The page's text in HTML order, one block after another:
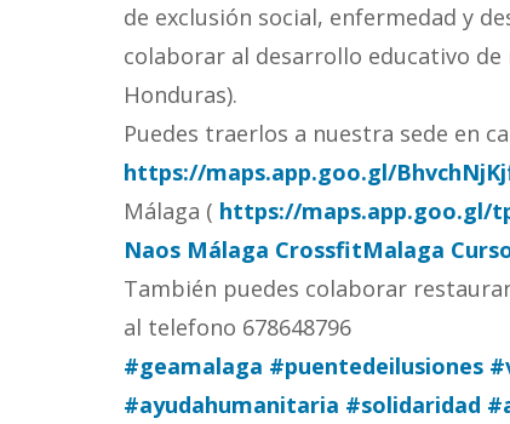
de exclusión social, enfermedad y
colaborar al desarrollo educativo de
Honduras).
Puedes traerlos a nuestra sede en
https://maps.app.goo.gl/
Málaga ( https://maps.app.goo.gl/
Naos Málaga CrossfitMalaga
También puedes colaborar
al telefono 678648796
#geamalaga #puentedeilusiones
#ayudahumanitaria #solidaridad